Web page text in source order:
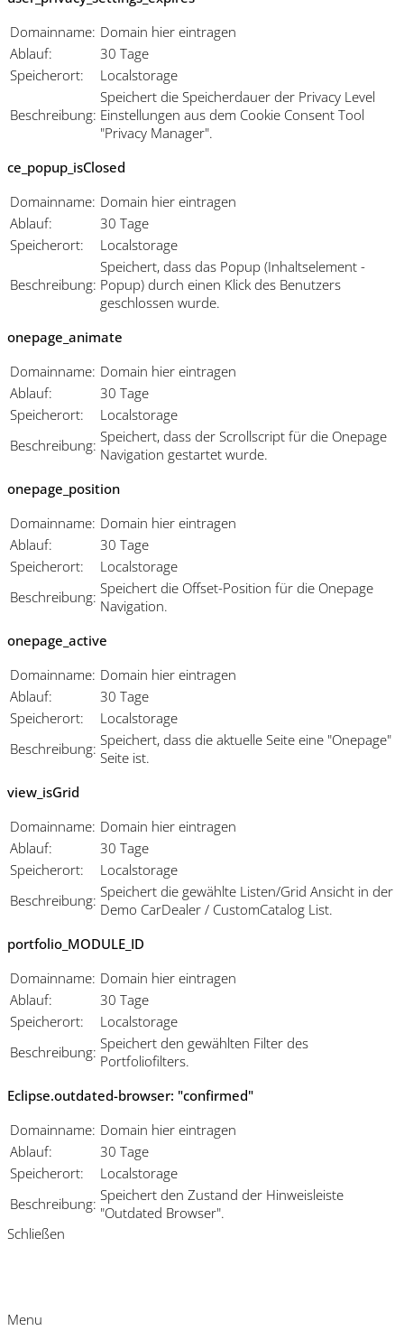
Domainname: Domain hier eintragen
Ablauf:
30 Tage
Speicherort:
Localstorage
Beschreibung:
Speichert die Speicherdauer der Privacy Level
Einstellungen aus dem Cookie Consent Tool
"Privacy Manager".
ce_popup_isClosed
Domainname: Domain hier eintragen
Ablauf:
30 Tage
Speicherort:
Localstorage
Beschreibung:
Speichert, dass das Popup (Inhaltselement -
Popup) durch einen Klick des Benutzers
geschlossen wurde.
onepage_animate
Domainname: Domain hier eintragen
Ablauf:
30 Tage
Speicherort:
Localstorage
Beschreibung: Speichert, dass der Scrollscript für die Onepage
Navigation gestartet wurde.
onepage_position
Domainname: Domain hier eintragen
Ablauf:
30 Tage
Speicherort:
Localstorage
Beschreibung: Speichert die Offset-Position für die Onepage
Navigation.
onepage_active
Domainname: Domain hier eintragen
Ablauf:
30 Tage
Speicherort:
Localstorage
Beschreibung: Speichert, dass die aktuelle Seite eine "Onepage"
Seite ist.
view_isGrid
Domainname: Domain hier eintragen
Ablauf:
30 Tage
Speicherort:
Localstorage
Beschreibung: Speichert die gewählte Listen/Grid Ansicht in der
Demo CarDealer / CustomCatalog List.
portfolio_MODULE_ID
Domainname: Domain hier eintragen
Ablauf:
30 Tage
Speicherort:
Localstorage
Beschreibung: Speichert den gewählten Filter des
Portfoliofilters.
Eclipse.outdated-browser: "confirmed"
Domainname: Domain hier eintragen
Ablauf:
30 Tage
Speicherort:
Localstorage
Beschreibung: Speichert den Zustand der Hinweisleiste
"Outdated Browser".
Schließen
Menu